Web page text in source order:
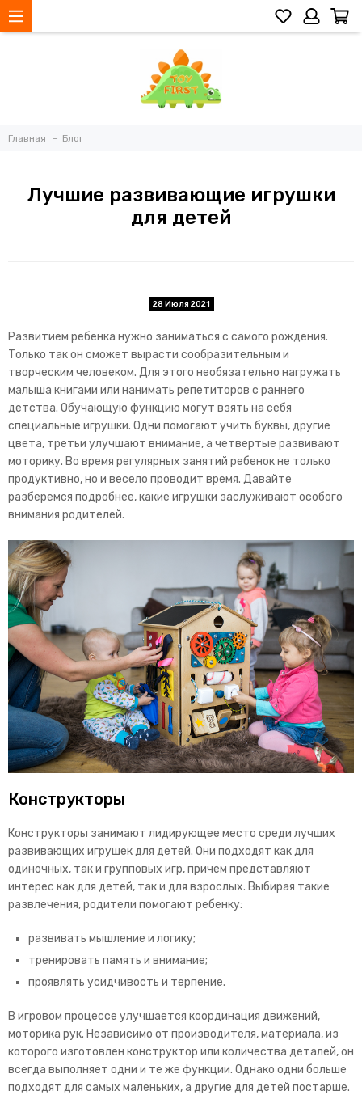
Главная Блог
Лучшие развивающие игрушки
для детей
28 Июля 2021
Развитием ребенка нужно заниматься с самого рождения.
Только так он сможет вырасти сообразительным и
творческим человеком. Для этого необязательно нагружать
малыша книгами или нанимать репетиторов с раннего
детства. Обучающую функцию могут взять на себя
специальные игрушки. Одни помогают учить буквы, другие
цвета, третьи улучшают внимание, а четвертые развивают
моторику. Во время регулярных занятий ребенок не только
продуктивно, но и весело проводит время. Давайте
разберемся подробнее, какие игрушки заслуживают особого
внимания родителей.
Конструкторы
Конструкторы занимают лидирующее место среди лучших
развивающих игрушек для детей. Они подходят как для
одиночных, так и групповых игр, причем представляют
интерес как для детей, так и для взрослых. Выбирая такие
развлечения, родители помогают ребенку:
развивать мышление и логику;
тренировать память и внимание;
проявлять усидчивость и терпение.
В игровом процессе улучшается координация движений,
моторика рук. Независимо от производителя, материала, из
которого изготовлен конструктор или количества деталей, он
всегда выполняет одни и те же функции. Однако одни больше
подходят для самых маленьких, а другие для детей постарше.